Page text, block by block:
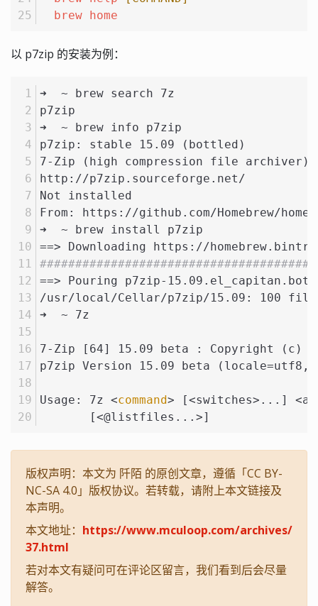
brew home
以 p7zip 的安装为例：
➜  ~ brew search 7z
p7zip
➜  ~ brew info p7zip
p7zip: stable 15.09 (bottled)
7-Zip (high compression file archiver)
http://p7zip.sourceforge.net/
Not installed
From: https://github.com/Homebrew/
➜  ~ brew install p7zip
==> Downloading https://
==> Pouring p7zip-
/usr/local/Cellar/p7zip/15.09: 100
➜  ~ 7z
7-Zip [64] 15.09 beta : Copyright (c)
p7zip Version 15.09 beta
Usage: 7z <command> [<switches>...]
       [<@listfiles...>]
版权声明：本文为 阡陌 的原创文章，遵循「CC BY-
NC-SA 4.0」版权协议。若转载，请附上本文链接及
本声明。
本文地址： https://www.mculoop.com/archives/
37.html
若对本文有疑问可在评论区留言，我们看到后会尽量
解答。